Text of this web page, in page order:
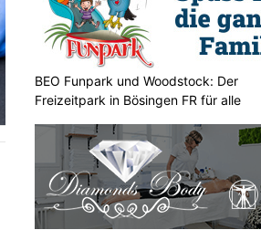
BEO Funpark und Woodstock: Der
Freizeitpark in Bösingen FR für alle